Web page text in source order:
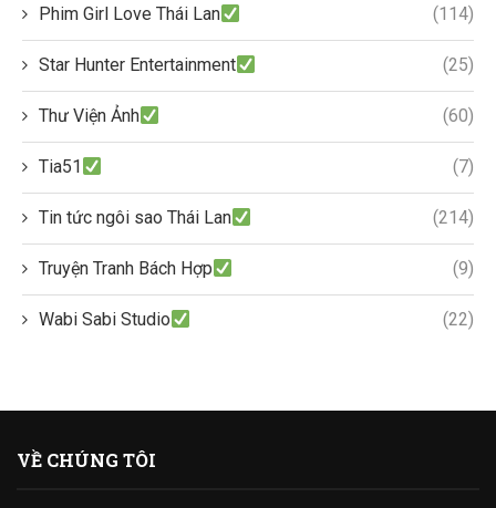
Phim Girl Love Thái Lan (114)
Star Hunter Entertainment (25)
Thư Viện Ảnh (60)
Tia51 (7)
Tin tức ngôi sao Thái Lan (214)
Truyện Tranh Bách Hợp (9)
Wabi Sabi Studio (22)
VỀ CHÚNG TÔI